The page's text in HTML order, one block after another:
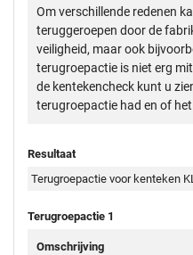
Om verschillende redenen
teruggeroepen door de
veiligheid, maar ook
terugroepactie is niet erg
de kentekencheck kunt u
terugroepactie had en of
Resultaat
Terugroepactie voor kenteken
Terugroepactie 1
Omschrijving